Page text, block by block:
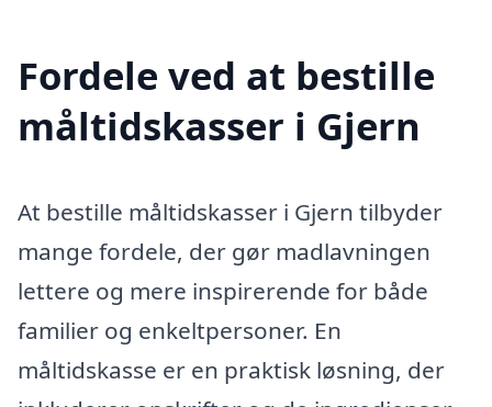
Fordele ved at bestille
måltidskasser i Gjern
At bestille måltidskasser i Gjern tilbyder
mange fordele, der gør madlavningen
lettere og mere inspirerende for både
familier og enkeltpersoner. En
måltidskasse er en praktisk løsning, der